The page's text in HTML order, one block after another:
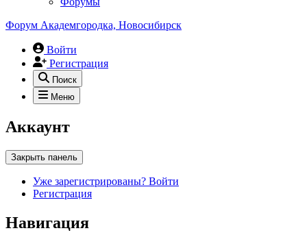
Форум Академгородка, Новосибирск
Войти
Регистрация
Поиск
Меню
Аккаунт
Закрыть панель
Уже зарегистрированы? Войти
Регистрация
Навигация